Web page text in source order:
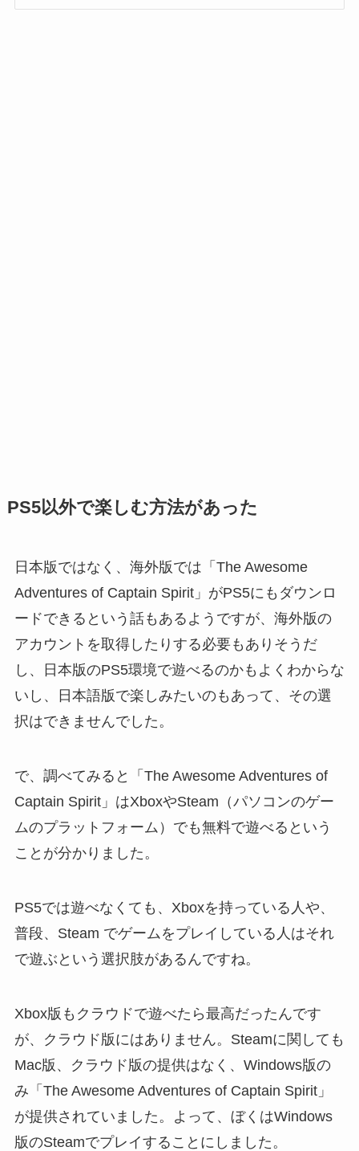
PS5以外で楽しむ方法があった
日本版ではなく、海外版では「The Awesome
Adventures of Captain Spirit」がPS5にもダウンロ
ードできるという話もあるようですが、海外版の
アカウントを取得したりする必要もありそうだ
し、日本版のPS5環境で遊べるのかもよくわからな
いし、日本語版で楽しみたいのもあって、その選
択はできませんでした。
で、調べてみると「The Awesome Adventures of
Captain Spirit」はXboxやSteam（パソコンのゲー
ムのプラットフォーム）でも無料で遊べるという
ことが分かりました。
PS5では遊べなくても、Xboxを持っている人や、
普段、Steam でゲームをプレイしている人はそれ
で遊ぶという選択肢があるんですね。
Xbox版もクラウドで遊べたら最高だったんです
が、クラウド版にはありません。Steamに関しても
Mac版、クラウド版の提供はなく、Windows版の
み「The Awesome Adventures of Captain Spirit」
が提供されていました。よって、ぼくはWindows
版のSteamでプレイすることにしました。